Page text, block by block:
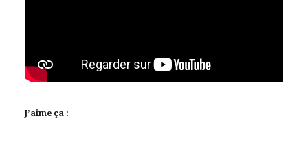
J’aime ça :